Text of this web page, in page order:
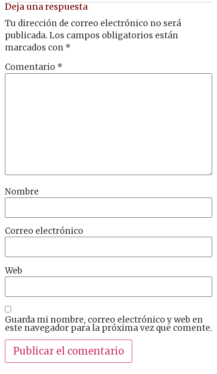
Deja una respuesta
Tu dirección de correo electrónico no será
publicada. Los campos obligatorios están
marcados con *
Comentario *
Nombre
Correo electrónico
Web
Guarda mi nombre, correo electrónico y web en
este navegador para la próxima vez que comente.